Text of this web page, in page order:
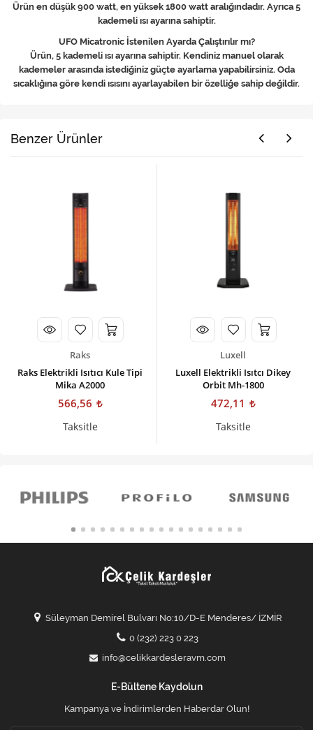
Ürün en düşük 900 watt, en yüksek 1800 watt aralığındadır. Ayrıca 5
kademeli ısı ayarına sahiptir.
UFO Micatronic İstenilen Ayarda Çalıştırılır mı?
Ürün, 5 kademeli ısı ayarına sahiptir. Kendiniz manuel olarak
kademeler arasında istediğiniz güçte ayarlama yapabilirsiniz. Oda
sıcaklığına göre kendi ısısını ayarlayabilen bir özelliğe sahip değildir.
Benzer Ürünler
Raks
Raks Elektrikli Isıtıcı Kule Tipi
Mika A2000
566,56
Taksitle
Luxell
Luxell Elektrikli Isıtcı Dikey
Orbit Mh-1800
472,11
Taksitle
Süleyman Demirel Bulvarı No:10/D-E Menderes/ İZMİR
0 (232) 223 0 223
info@celikkardesleravm.com
E-Bültene Kaydolun
Kampanya ve İndirimlerden Haberdar Olun!